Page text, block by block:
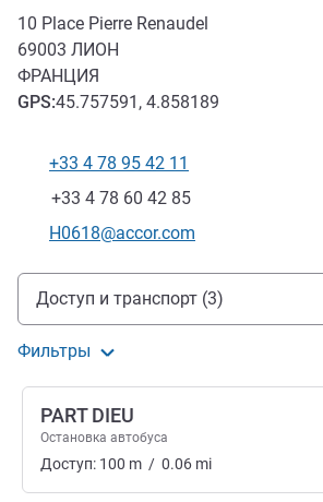
10 Place Pierre Renaudel
69003 ЛИОН
ФРАНЦИЯ
GPS:45.757591, 4.858189
Телефон
+33 4 78 95 42 11
Факс
+33 4 78 60 42 85
Контактный адрес электронной
H0618@accor.com
Доступ и транспорт
Доступ и транспорт (3)
Фильтры
PART DIEU
Остановка автобуса
Доступ: 100 m / 0.06 mi